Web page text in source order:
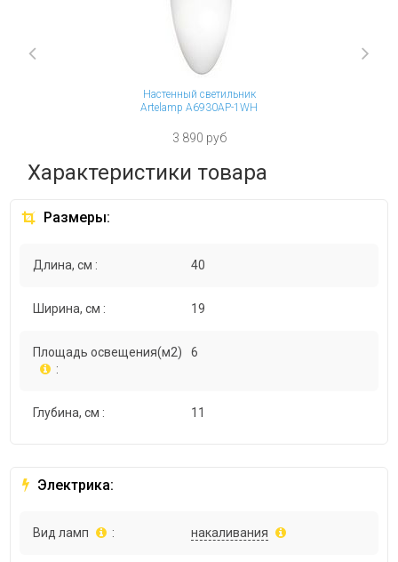
Настенный светильник
Artelamp A6930AP-1WH
3 890 руб
Характеристики товара
Размеры:
Длина, см : 40
Ширина, см : 19
Площадь освещения(м2)
:
6
Глубина, см : 11
Электрика:
Вид ламп : накаливания